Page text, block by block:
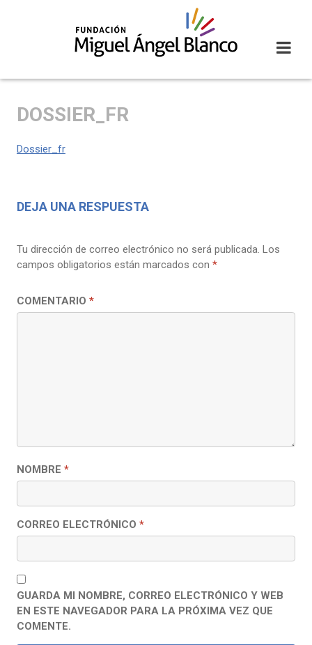
DOSSIER_FR
Dossier_fr
DEJA UNA RESPUESTA
Tu dirección de correo electrónico no será publicada. Los
campos obligatorios están marcados con *
COMENTARIO *
NOMBRE *
CORREO ELECTRÓNICO *
GUARDA MI NOMBRE, CORREO ELECTRÓNICO Y WEB
EN ESTE NAVEGADOR PARA LA PRÓXIMA VEZ QUE
COMENTE.